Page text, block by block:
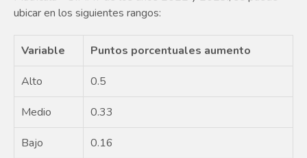
ubicar en los siguientes rangos:
Variable Puntos porcentuales aumento
Alto 0.5
Medio 0.33
Bajo 0.16